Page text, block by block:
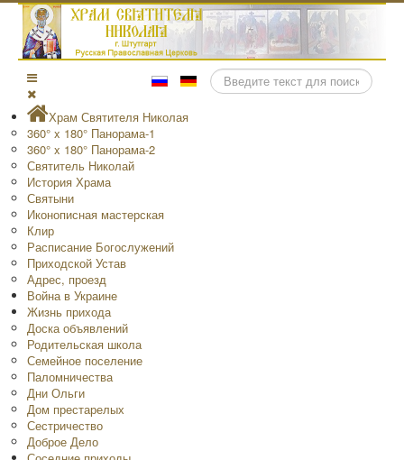
Поиск
Храм Святителя Николая
360° x 180° Панорама-1
360° x 180° Панорама-2
Святитель Николай
История Храма
Святыни
Иконописная мастерская
Клир
Расписание Богослужений
Приходской Устав
Адрес, проезд
Война в Украине
Жизнь прихода
Доска объявлений
Родительская школа
Семейное поселение
Паломничества
Дни Ольги
Дом престарелых
Сестричество
Доброе Дело